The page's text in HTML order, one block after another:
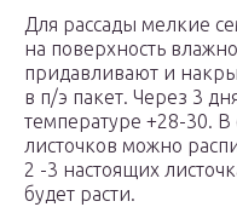
Для рассады мелкие
на поверхность
придавливают и
в п/э пакет. Через 3
температуре +28-30.
листочков можно
2 -3 настоящих
будет расти.